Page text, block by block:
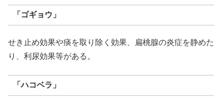
「ゴギョウ」
せき止め効果や痰を取り除く効果、扁桃腺の炎症を静めた
り、利尿効果等がある。
「ハコベラ」